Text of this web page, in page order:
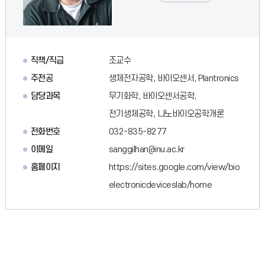
직책/직급
조교수
주전공
생체전자공학, 바이오센서, Plantronics
담당과목
무기화학, 바이오센서공학,
전기생체공학, 나노바이오공학개론
전화번호
032-835-8277
이메일
sanggilhan@inu.ac.kr
홈페이지
https://sites.google.com/view/bio
electronicdeviceslab/home